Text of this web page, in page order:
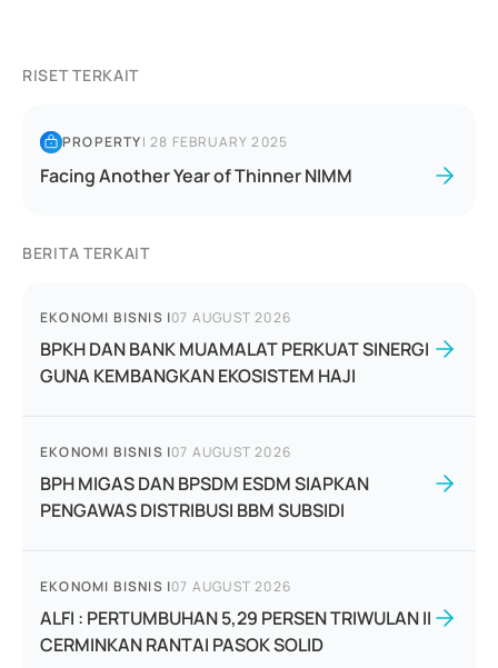
RISET TERKAIT
PROPERTY|28 FEBRUARY 2025
Facing Another Year of Thinner NIMM
BERITA TERKAIT
EKONOMI BISNIS |07 AUGUST 2026
BPKH DAN BANK MUAMALAT PERKUAT SINERGI
GUNA KEMBANGKAN EKOSISTEM HAJI
EKONOMI BISNIS |07 AUGUST 2026
BPH MIGAS DAN BPSDM ESDM SIAPKAN
PENGAWAS DISTRIBUSI BBM SUBSIDI
EKONOMI BISNIS |07 AUGUST 2026
ALFI : PERTUMBUHAN 5,29 PERSEN TRIWULAN II
CERMINKAN RANTAI PASOK SOLID